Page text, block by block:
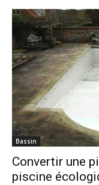
Bassin
Convertir une
piscine